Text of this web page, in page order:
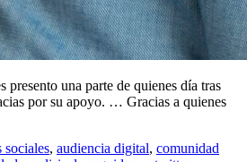
presento una parte de quienes día tras
por su apoyo. … Gracias a quienes
sociales, audiencia digital, comunidad